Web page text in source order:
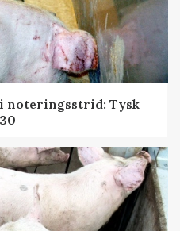
noteringsstrid: Tysk